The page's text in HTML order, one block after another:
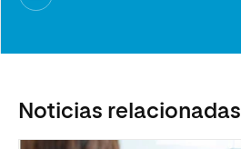
Noticias relacionadas